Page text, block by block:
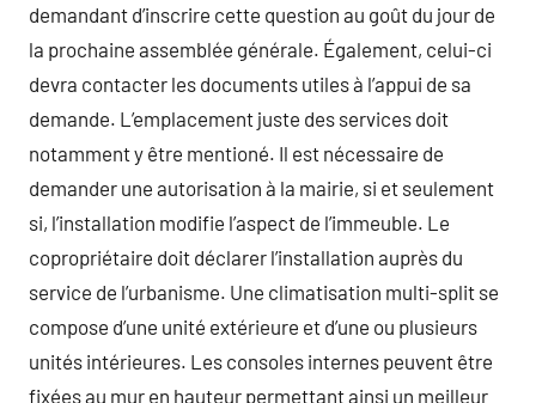
demandant d’inscrire cette question au goût du jour de
la prochaine assemblée générale. Également, celui-ci
devra contacter les documents utiles à l’appui de sa
demande. L’emplacement juste des services doit
notamment y être mentioné. Il est nécessaire de
demander une autorisation à la mairie, si et seulement
si, l’installation modifie l’aspect de l’immeuble. Le
copropriétaire doit déclarer l’installation auprès du
service de l’urbanisme. Une climatisation multi-split se
compose d’une unité extérieure et d’une ou plusieurs
unités intérieures. Les consoles internes peuvent être
fixées au mur en hauteur permettant ainsi un meilleur